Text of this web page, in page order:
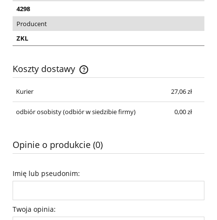
4298
Producent
ZKL
Koszty dostawy
Cena nie zawiera ewentualnych kosztów płatności
Kurier
27,06 zł
odbiór osobisty(odbiór w siedzibie firmy) 0,00 zł
Opinie o produkcie (0)
Imię lub pseudonim:
Twoja opinia: